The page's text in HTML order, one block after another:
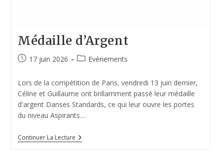
Médaille d’Argent
17 juin 2026 Evènements
Lors de la compétition de Paris, vendredi 13 juin dernier,
Céline et Guillaume ont brillamment passé leur médaille
d'argent Danses Standards, ce qui leur ouvre les portes
du niveau Aspirants…
Continuer La Lecture